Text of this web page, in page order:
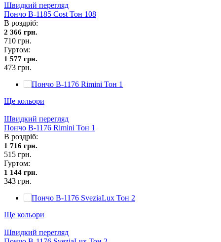
Швидкий перегляд
Пончо В-1185 Cost Тон 108
В роздріб:
2 366 грн.
710 грн.
Гуртом:
1 577 грн.
473 грн.
Ще кольори
Швидкий перегляд
Пончо В-1176 Rimini Тон 1
В роздріб:
1 716 грн.
515 грн.
Гуртом:
1 144 грн.
343 грн.
Ще кольори
Швидкий перегляд